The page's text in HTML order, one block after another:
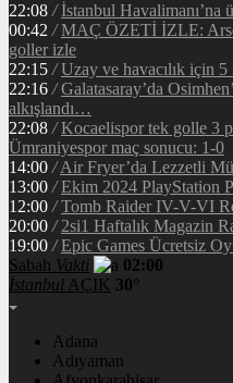
22:08 / İstanbul Havalimanı’na
00:42 / MAÇ ÖZETİ İZLE:
goller izle
22:15 / Uzay ve havacılık için
22:16 / Galatasaray’da
alkışlandı…
22:08 / Kocaelispor tek golle 3
Ümraniyespor maç sonucu: 1-0
14:00 / Air Fryer’da Lezzetli
13:00 / Ekim 2024 PlayStation
12:00 / Tomb Raider IV-V-VI
20:00 / 2si1 Haftalık Magazin
19:00 / Epic Games Ücretsiz
Sabah Vakti
02:00
İstanbul AÇIK 30°
Adana
Adıyaman